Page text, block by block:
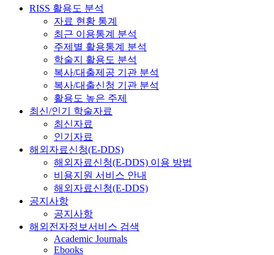
RISS 활용도 분석
자료 현황 통계
최근 이용통계 분석
주제별 활용통계 분석
학술지 활용도 분석
복사/대출제공 기관 분석
복사/대출신청 기관 분석
활용도 높은 주제
최신/인기 학술자료
최신자료
인기자료
해외자료신청(E-DDS)
해외자료신청(E-DDS) 이용 방법
비용지원 서비스 안내
해외자료신청(E-DDS)
공지사항
공지사항
해외전자정보서비스 검색
Academic Journals
Ebooks